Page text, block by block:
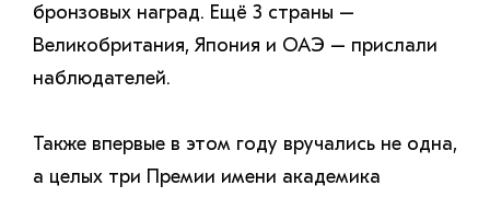
бронзовых наград. Ещё 3 страны –
Великобритания, Япония и ОАЭ – прислали
наблюдателей.
Также впервые в этом году вручались не одна,
а целых три Премии имени академика